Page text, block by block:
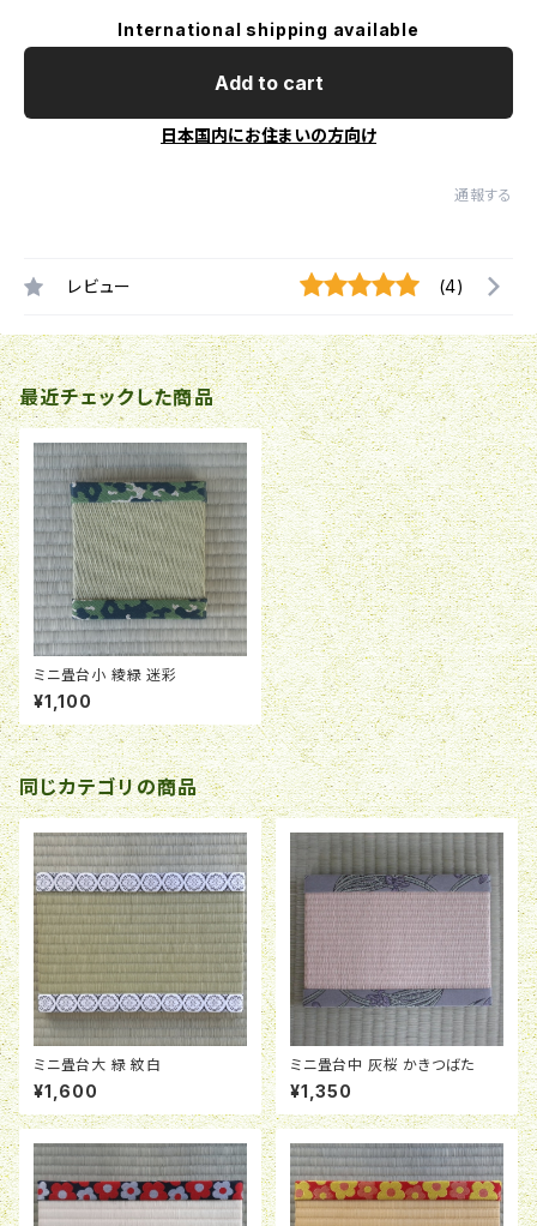
International shipping available
Add to cart
日本国内にお住まいの方向け
通報する
レビュー (4)
最近チェックした商品
ミニ畳台小 綾緑 迷彩
¥1,100
同じカテゴリの商品
ミニ畳台大 緑 紋白
¥1,600
ミニ畳台中 灰桜 かきつばた
¥1,350